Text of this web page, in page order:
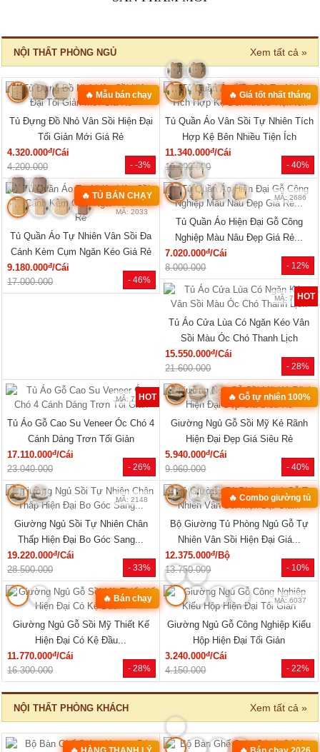
- 43%
MÃ: 8411
Bộ Sofa Góc Gỗ Sồi Mỹ Có Ghế
Đơn Thiết Kế Bo Tròn
24.610.000
43.150.000
- 23%
MÃ: 3431
Bộ Bàn Ghế Đối Lớn Gỗ Gõ Đỏ
Tựa Lưng Nan Hiện Đại Đẹp
33.440.000
43.360.000
‹ ›
SẢN PHẨM MỚI
- 25%
Mẫu Sofa Phòng Khách Gỗ Sồi Mỹ
Tựa Nan Hiện Đại Mới Giá Rẻ
- 31%
MÃ: 1853
Bộ Sofa Góc L Gỗ Óc Chó 100%
Vân Đẹp Hiện Đại Tay Tựa Lớn
đ
111.170.000
›
NỘI THẤT PHÒNG NGỦ Xem tất cả »
- -3%
🔥 Mẫu bán chạy
MÃ: 2168
Tủ Đựng Đồ Nhỏ Vân Sồi Hiện Đại
Tối Giản Mới Giá Rẻ
4.320.000đ/Cái
4.200.000
- 40%
🔥 Giá tốt nhất tháng
MÃ: 2137
Tủ Quần Áo Vân Sồi Tự Nhiên Tích
Hợp Kệ Bên Nhiều Tiện Ích
11.340.000đ/Cái
19.000.000